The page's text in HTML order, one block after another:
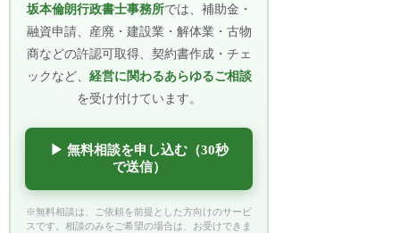
坂本倫朗行政書士事務所では、補助金・
融資申請、産廃・建設業・解体業・古物
商などの許認可取得、契約書作成・チェ
ックなど、 経営に関わるあらゆるご相談
を受け付けています。
▶ 無料相談を申し込む（30秒
で送信）
※無料相談は、ご依頼を前提とした方向けのサービ
スです。相談のみをご希望の場合は、お受けできま